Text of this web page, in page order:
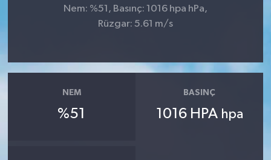
Nem: %51, Basınç: 1016 hpa hPa,
Rüzgar: 5.61 m/s
NEM
%51
BASINÇ
1016 HPA hpa